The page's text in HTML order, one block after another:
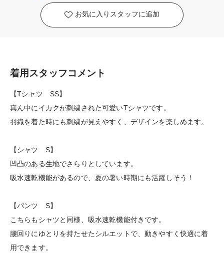
お気に入りスタッフに追加
着用スタッフコメント
【Tシャツ SS】
真ん中にイカクが刺繍された可愛いTシャツです。
羽織を着た時にも刺繍が見えやすく、デザインを楽しめます。
【シャツ S】
凹凸のある生地でさらりとしています。
吸水速乾機能があるので、夏の暑い時期にも活躍しそう！
【パンツ S】
こちらもシャツと同様、吸水速乾機能付きです。
腰回りにゆとりを持たせたシルエットで、動きやすく快適に着
用できます。